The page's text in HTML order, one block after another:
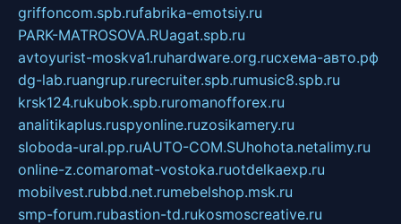
griffoncom.spb.rufabrika-emotsiy.ru
PARK-MATROSOVA.RUagat.spb.ru
avtoyurist-moskva1.ruhardware.org.ruсхема-авто.рф
dg-lab.ruangrup.rurecruiter.spb.rumusic8.spb.ru
krsk124.rukubok.spb.ruromanofforex.ru
analitikaplus.ruspyonline.ruzosikamery.ru
sloboda-ural.pp.ruAUTO-COM.SUhohota.netalimy.ru
online-z.comaromat-vostoka.ruotdelkaexp.ru
mobilvest.rubbd.net.rumebelshop.msk.ru
smp-forum.rubastion-td.rukosmoscreative.ru